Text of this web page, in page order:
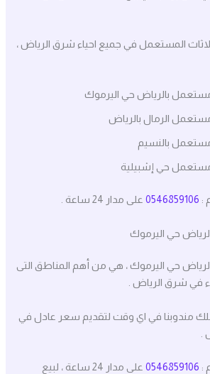
المستعمل في جميع احياء شرق الرياض ،
بالرياض حي اليرموك
الرمال بالرياض
بالنسيم
حي إشبيلية
:
0546859106 على مدار 24 ساعة .
حي اليرموك
حي اليرموك ، هي من أهم المناطق التى
في شرق الرياض .
مندوبنا في اي وقت لتقديم سعر عادل في
.
:
0546859106
على مدار 24 ساعة ، لبيع